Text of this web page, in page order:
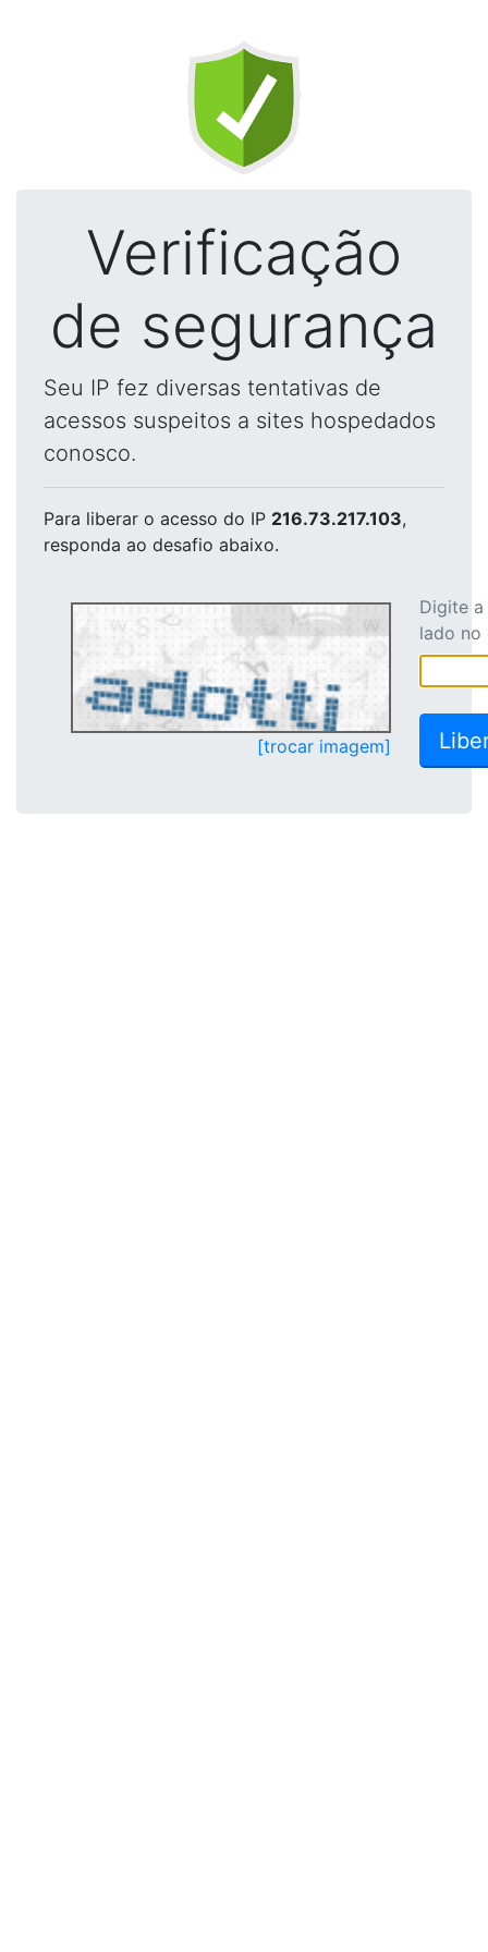
Verificação
de segurança
Seu IP fez diversas tentativas de
acessos suspeitos a sites hospedados
conosco.
Para liberar o acesso do IP 216.73.217.103,
responda ao desafio abaixo.
[trocar imagem]
Digite
lado no